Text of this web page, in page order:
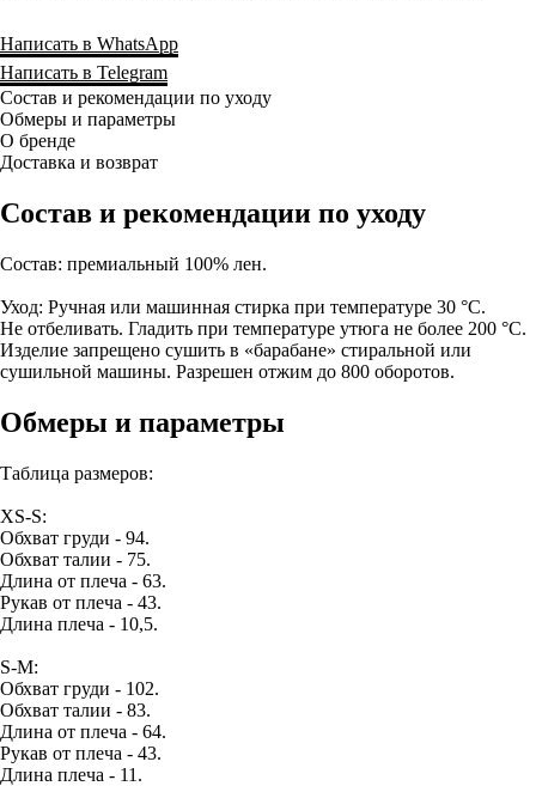
Написать в WhatsApp
Написать в Telegram
Состав и рекомендации по уходу
Обмеры и параметры
О бренде
Доставка и возврат
Состав и рекомендации по уходу
Состав: премиальный 100% лен.
Уход: Ручная или машинная стирка при температуре 30 °C.
Не отбеливать. Гладить при температуре утюга не более 200 °C.
Изделие запрещено сушить в «барабане» стиральной или
сушильной машины. Разрешен отжим до 800 оборотов.
Обмеры и параметры
Таблица размеров:
XS-S:
Обхват груди - 94.
Обхват талии - 75.
Длина от плеча - 63.
Рукав от плеча - 43.
Длина плеча - 10,5.
S-M:
Обхват груди - 102.
Обхват талии - 83.
Длина от плеча - 64.
Рукав от плеча - 43.
Длина плеча - 11.